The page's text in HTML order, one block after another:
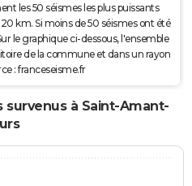
les 50 séismes les plus puissants
km. Si moins de 50 séismes ont été
le graphique ci-dessous, l'ensemble
de la commune et dans un rayon
: franceseisme.fr
survenus à Saint-Amant-